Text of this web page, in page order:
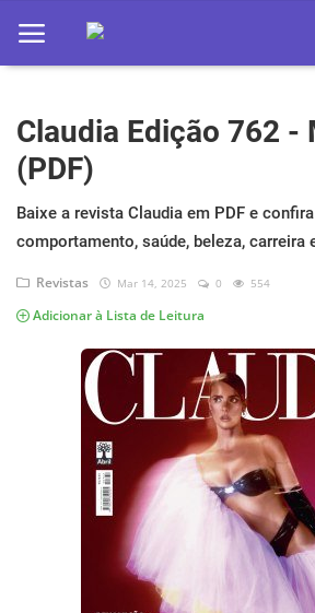
Home
Apps
Ebooks
Web
Jogos hoje na TV
Claudia Edição 762 -
(PDF)
Baixe a revista Claudia em PDF e
comportamento, saúde, beleza, carreira
Revistas Mar 14, 2025 0 554
Adicionar à Lista de Leitura